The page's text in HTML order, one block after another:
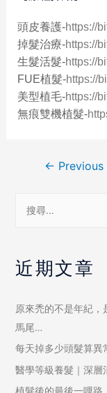
頭皮養護-https://
掉髮治療-https://
生髮活髮-https://
FUE植髮-https://
美型植毛-https://
無痕雙機植髮-
← Previous
近期文章
原來禿的不是年紀
馬尾…
每天掉多少頭髮算異
醫學等級養髮｜深層